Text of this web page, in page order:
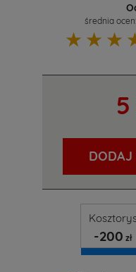
średnia ocen:
☆
☆
☆
DODAJ
-200 zł